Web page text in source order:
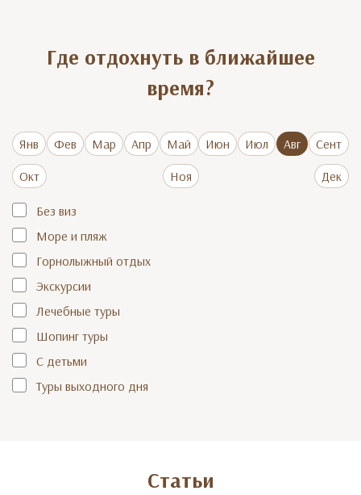
Где отдохнуть в ближайшее
время?
Янв Фев Мар Апр Май Июн Июл Авг
Сент
Окт
Ноя Дек
Без виз
Море и пляж
Горнолыжный отдых
Экскурсии
Лечебные туры
Шопинг туры
С детьми
Туры выходного дня
Статьи